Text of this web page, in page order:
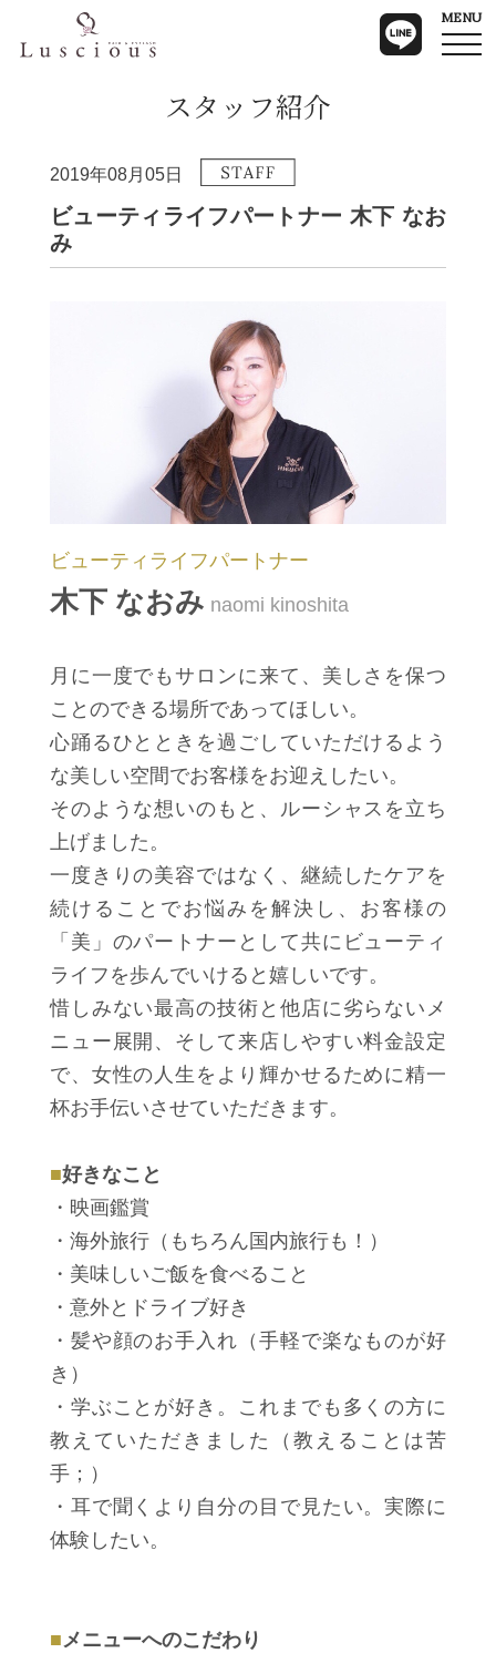
MENU
スタッフ紹介
2019年08月05日
ビューティライフパートナー 木下 なお
み
ビューティライフパートナー
木下 なおみ naomi kinoshita
月に一度でもサロンに来て、美しさを保つ
ことのできる場所であってほしい。
心踊るひとときを過ごしていただけるよう
な美しい空間でお客様をお迎えしたい。
そのような想いのもと、ルーシャスを立ち
上げました。
一度きりの美容ではなく、継続したケアを
続けることでお悩みを解決し、お客様の
「美」のパートナーとして共にビューティ
ライフを歩んでいけると嬉しいです。
惜しみない最高の技術と他店に劣らないメ
ニュー展開、そして来店しやすい料金設定
で、女性の人生をより輝かせるために精一
杯お手伝いさせていただきます。
■好きなこと
・映画鑑賞
・海外旅行（もちろん国内旅行も！）
・美味しいご飯を食べること
・意外とドライブ好き
・髪や顔のお手入れ（手軽で楽なものが好
き）
・学ぶことが好き。これまでも多くの方に
教えていただきました（教えることは苦
手；）
・耳で聞くより自分の目で見たい。実際に
体験したい。
■メニューへのこだわり